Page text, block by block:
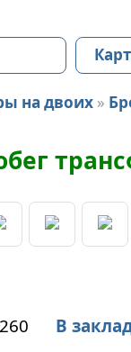
на двоих »
В